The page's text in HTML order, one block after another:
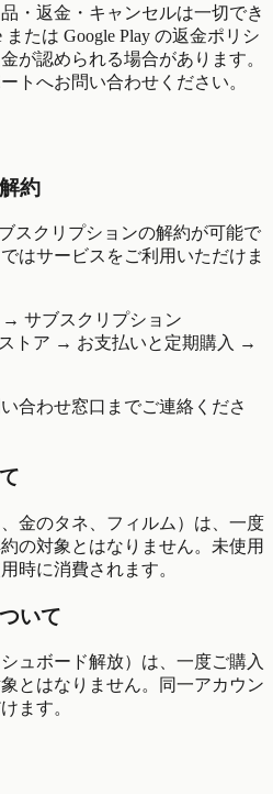
・返金・キャンセルは一切でき
たは Google Play の返金ポリシ
が認められる場合があります。
トへお問い合わせください。
約
スクリプションの解約が可能で
はサービスをご利用いただけま
サブスクリプション
ストア → お支払いと定期購入 →
合わせ窓口までご連絡くださ
金のタネ、フィルム）は、一度
の対象とはなりません。未使用
時に消費されます。
いて
ュボード解放）は、一度ご購入
とはなりません。同一アカウン
ます。